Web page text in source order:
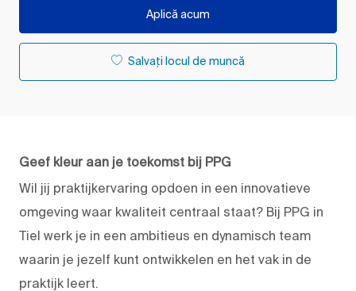
Aplică acum
Salvați locul de muncă
Geef kleur aan je toekomst bij PPG
Wil jij praktijkervaring opdoen in een innovatieve
omgeving waar kwaliteit centraal staat? Bij PPG in
Tiel werk je in een ambitieus en dynamisch team
waarin je jezelf kunt ontwikkelen en het vak in de
praktijk leert.